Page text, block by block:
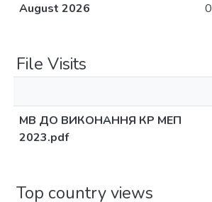
August 2026
0
File Visits
МВ ДО ВИКОНАННЯ КР МЕП
2023.pdf
Top country views